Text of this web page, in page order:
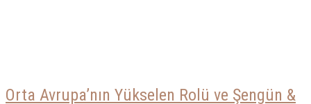
Orta Avrupa’nın Yükselen Rolü ve Şengün &